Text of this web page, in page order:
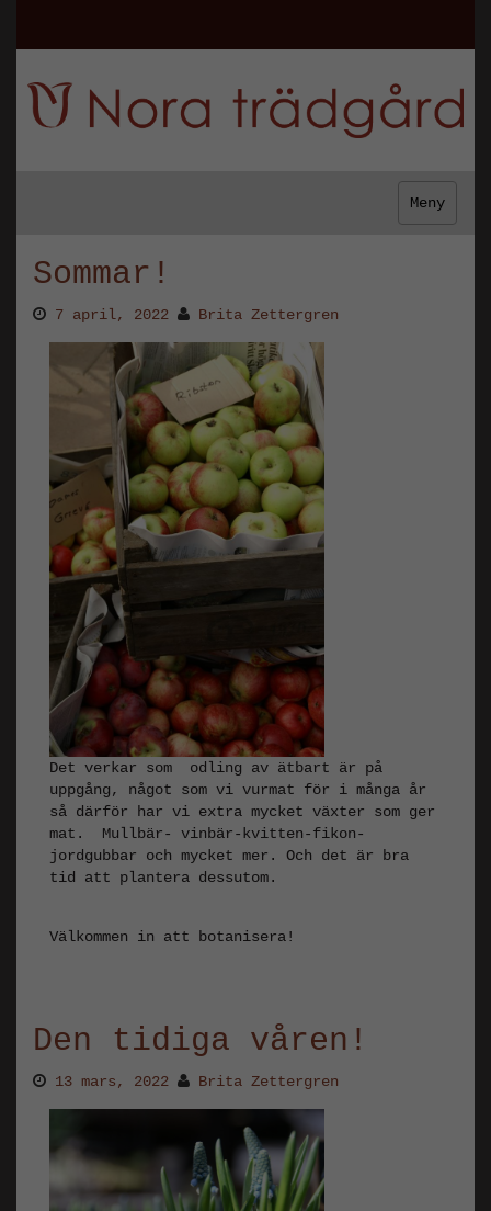
Meny
Sommar!
7 april, 2022 Brita Zettergren
Det verkar som odling av ätbart är på
uppgång, något som vi vurmat för i många år
så därför har vi extra mycket växter som ger
mat. Mullbär- vinbär-kvitten-fikon-
jordgubbar och mycket mer. Och det är bra
tid att plantera dessutom.
Välkommen in att botanisera!
Den tidiga våren!
13 mars, 2022 Brita Zettergren